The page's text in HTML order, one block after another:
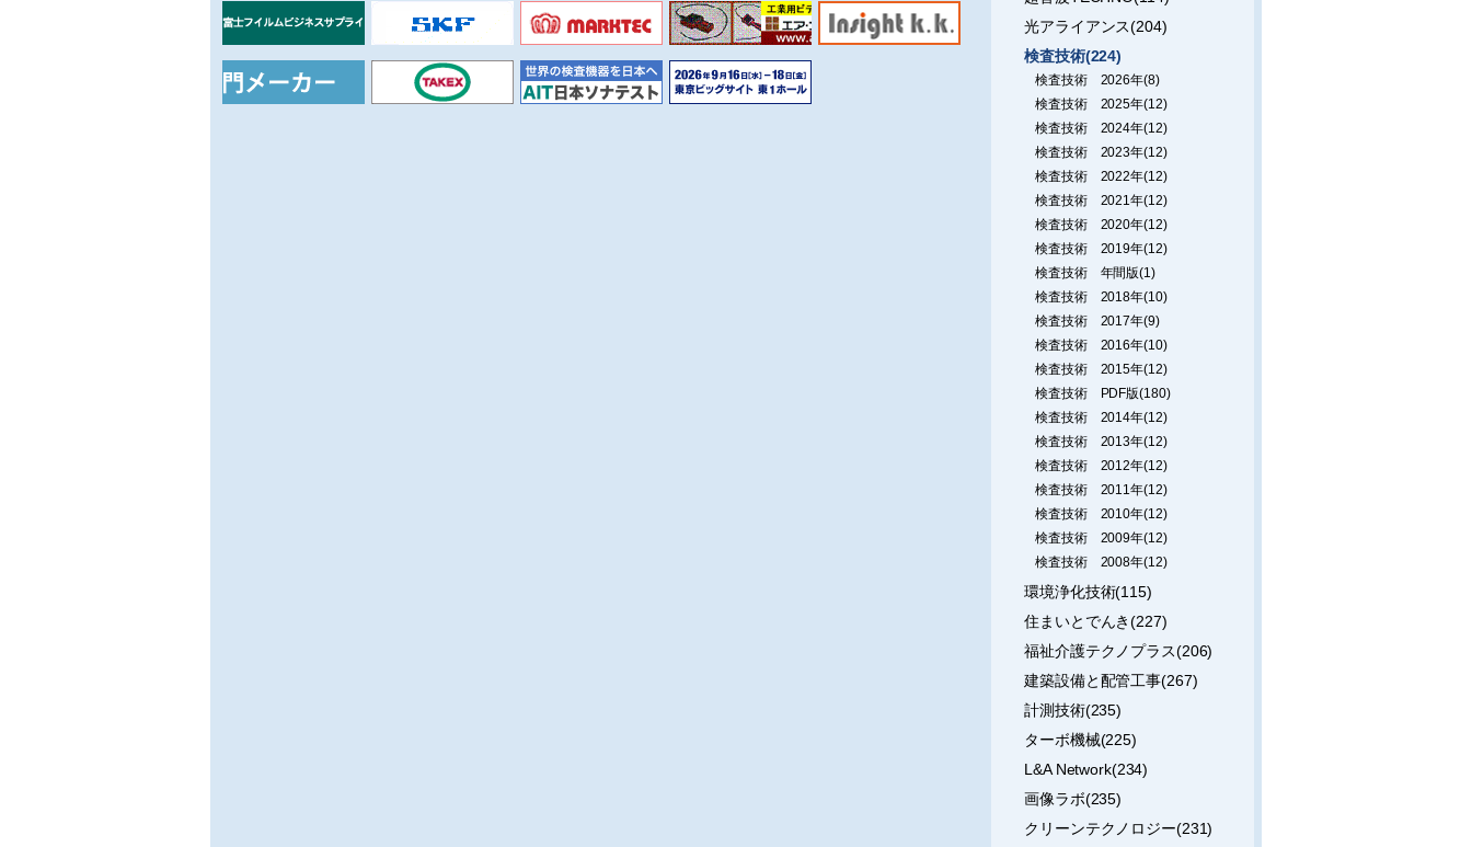
光アライアンス(204)
検査技術(224)
検査技術 2026年(8)
検査技術 2025年(12)
検査技術 2024年(12)
検査技術 2023年(12)
検査技術 2022年(12)
検査技術 2021年(12)
検査技術 2020年(12)
検査技術 2019年(12)
検査技術 年間版(1)
検査技術 2018年(10)
検査技術 2017年(9)
検査技術 2016年(10)
検査技術 2015年(12)
検査技術 PDF版(180)
検査技術 2014年(12)
検査技術 2013年(12)
検査技術 2012年(12)
検査技術 2011年(12)
検査技術 2010年(12)
検査技術 2009年(12)
検査技術 2008年(12)
環境浄化技術(115)
住まいとでんき(227)
福祉介護テクノプラス(206)
建築設備と配管工事(267)
計測技術(235)
ターボ機械(225)
L&A Network(234)
画像ラボ(235)
クリーンテクノロジー(231)